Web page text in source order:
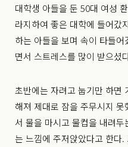
대학생 아들을 둔 50대 여성
라지하여 좋은 대학에 들어갔
하는 아들을 보며 속이 타들
면서 스트레스를 많이 받으셨
초반에는 자려고 눕기만 하면
해져 제대로 잠을 주무시지
서 물을 마시고 물컵을 내려
는 느낌에 주저앉았다고 한다.